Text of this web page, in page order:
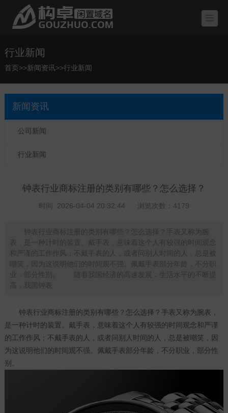
行业新闻
首页>>新闻资讯>>行业新闻
新闻资讯
公司新闻
行业新闻
钟表行业商标注册的类别有哪些？怎么选择？
时间: 2026-04-04 20:32:44 浏览次数：4179
钟表行业商标注册的类别有哪些？怎么选择？手表又称为腕
表，是一种计时的装置。戴手表，意味着这个人有较强的时间观念
和严谨的工作作风；不戴手表的人，或者问别人时间的人，总是被
嘲笑，因为这说明他们的时间观不强。佩戴手表部分年龄，不分职
业，部分性别。 随着我国经济的高速发展，生活水平的不断提
高，我国钟表
钟表行业商标注册的类别有哪些？怎么选择？手表又称为腕表，
是一种计时的装置。戴手表，意味着这个人有较强的时间观念和严谨
的工作作风；不戴手表的人，或者问别人时间的人，总是被嘲笑，因
为这说明他们的时间观不强。佩戴手表部分年龄，不分职业，部分性
别。